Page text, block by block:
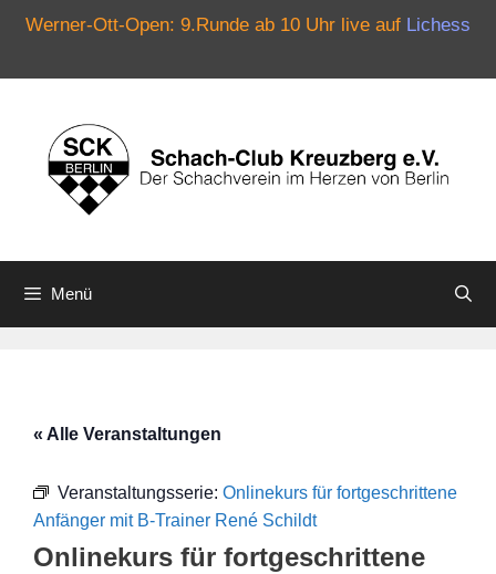
Werner-Ott-Open: 9.Runde ab 10 Uhr live auf Lichess
springen
Menü
« Alle Veranstaltungen
Veranstaltungsserie: Onlinekurs für fortgeschrittene
Anfänger mit B-Trainer René Schildt
Onlinekurs für fortgeschrittene